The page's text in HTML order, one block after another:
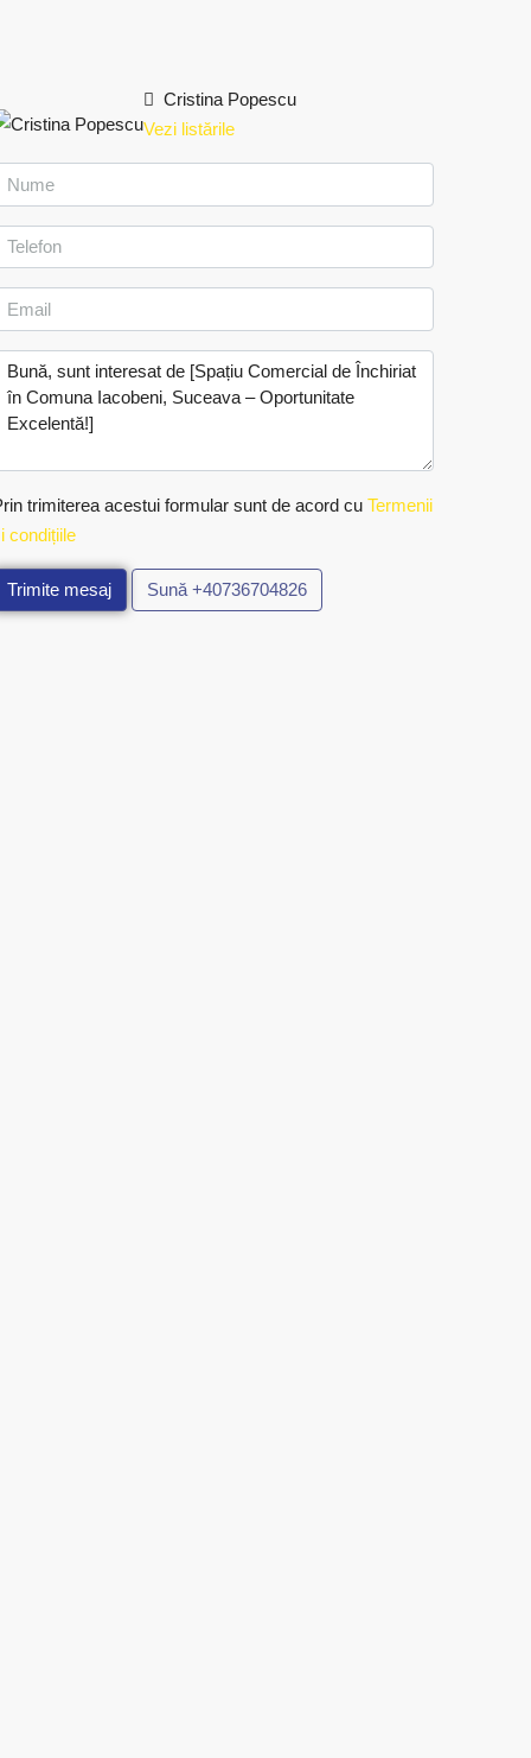
Cristina Popescu
Vezi listările
trimiterea acestui formular sunt de acord cu Termenii
condițiile
Trimite mesaj Sună +40736704826